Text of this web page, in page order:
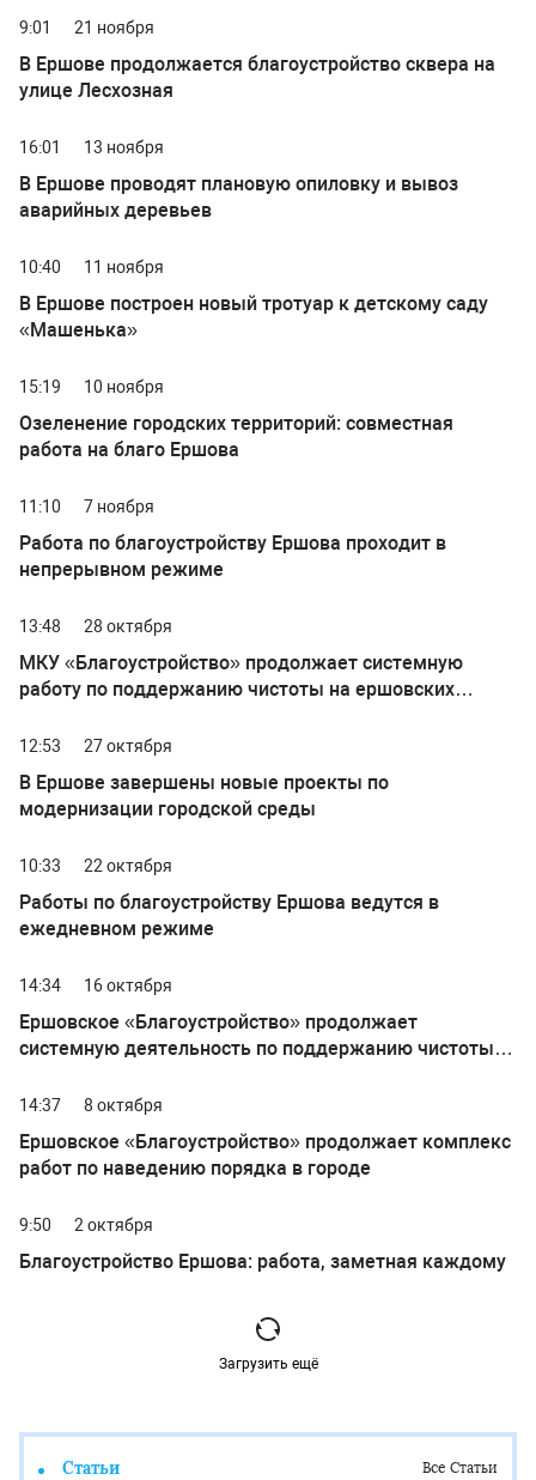
9:01 21 ноября
В Ершове продолжается благоустройство сквера на
улице Лесхозная
16:01 13 ноября
В Ершове проводят плановую опиловку и вывоз
аварийных деревьев
10:40 11 ноября
В Ершове построен новый тротуар к детскому саду
«Машенька»
15:19 10 ноября
Озеленение городских территорий: совместная
работа на благо Ершова
11:10 7 ноября
Работа по благоустройству Ершова проходит в
непрерывном режиме
13:48 28 октября
МКУ «Благоустройство» продолжает системную
работу по поддержанию чистоты на ершовских
12:53 27 октября
В Ершове завершены новые проекты по
модернизации городской среды
10:33 22 октября
Работы по благоустройству Ершова ведутся в
ежедневном режиме
14:34 16 октября
Ершовское «Благоустройство» продолжает
системную деятельность по поддержанию чистоты и
14:37 8 октября
Ершовское «Благоустройство» продолжает комплекс
работ по наведению порядка в городе
9:50 2 октября
Благоустройство Ершова: работа, заметная каждому
Загрузить ещё
Статьи Все Статьи